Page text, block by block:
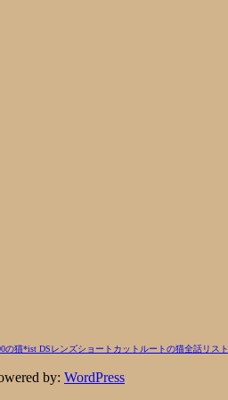
の猫*ist DSレンズショートカットルートの猫全話リスト
by: WordPress